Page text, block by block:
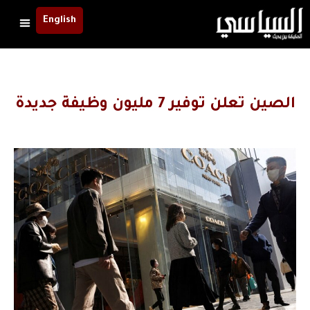
English
الصين تعلن توفير 7 مليون وظيفة جديدة